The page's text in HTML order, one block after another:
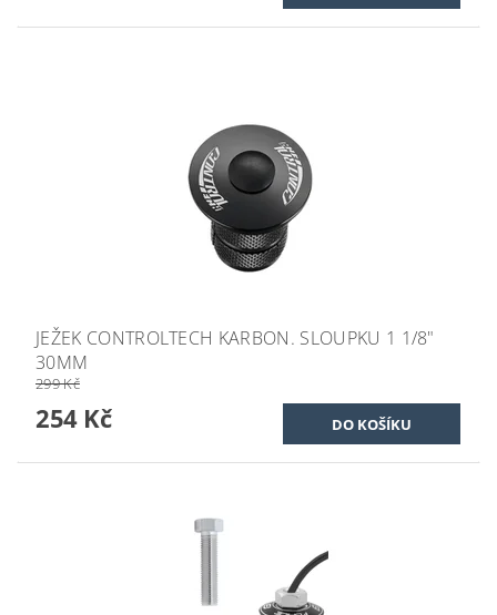
JEŽEK CONTROLTECH KARBON. SLOUPKU 1 1/8"
30MM
299 Kč
254 Kč